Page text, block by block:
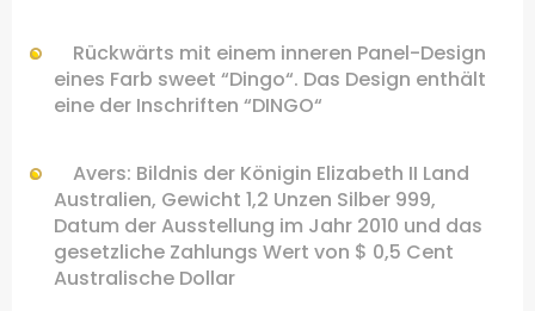
Rückwärts mit einem inneren Panel-Design
eines Farb sweet “Dingo“. Das Design enthält
eine der Inschriften “DINGO“
Avers: Bildnis der Königin Elizabeth II Land
Australien, Gewicht 1,2 Unzen Silber 999,
Datum der Ausstellung im Jahr 2010 und das
gesetzliche Zahlungs Wert von $ 0,5 Cent
Australische Dollar